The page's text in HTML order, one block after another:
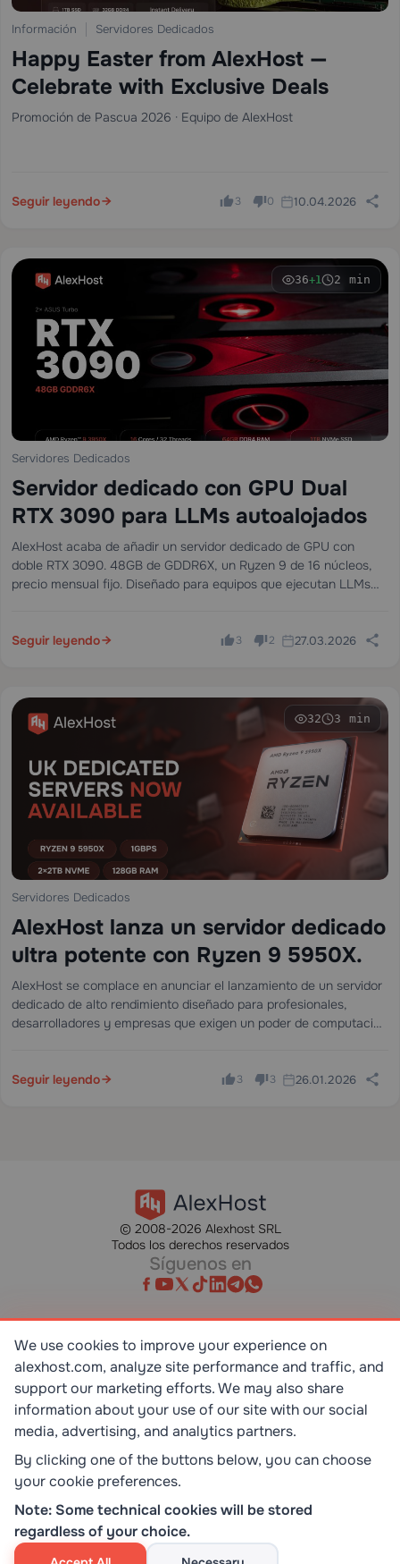
Información Servidores Dedicados
Happy Easter from AlexHost —
Celebrate with Exclusive Deals
Promoción de Pascua 2026 · Equipo de AlexHost
Seguir leyendo 3 0 10.04.2026
36+1 2 min
Servidores Dedicados
Servidor dedicado con GPU Dual
RTX 3090 para LLMs autoalojados
AlexHost acaba de añadir un servidor dedicado de GPU con
doble RTX 3090. 48GB de GDDR6X, un Ryzen 9 de 16 núcleos,
precio mensual fijo. Diseñado para equipos que ejecutan LLMs
Seguir leyendo
3 2 27.03.2026
32 3 min
Servidores Dedicados
AlexHost lanza un servidor dedicado
ultra potente con Ryzen 9 5950X.
AlexHost se complace en anunciar el lanzamiento de un servidor
dedicado de alto rendimiento diseñado para profesionales,
desarrolladores y empresas que exigen un poder de computación
Seguir leyendo
3 3 26.01.2026
© 2008-2026 Alexhost SRL
Todos los derechos reservados
Síguenos en
SR EN ISO/IEC 27001:2023
STANDART
ISO 9001:2015
TOP 10 DEDICATED SERVERS
HOST ADVICE
We use cookies to improve your experience on
alexhost.com, analyze site performance and traffic, and
support our marketing efforts. We may also share
information about your use of our site with our social
media, advertising, and analytics partners.
By clicking one of the buttons below, you can choose
your cookie preferences.
Note: Some technical cookies will be stored
regardless of your choice.